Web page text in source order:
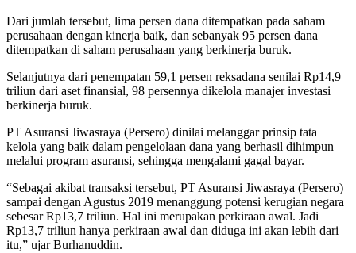
Dari jumlah tersebut, lima persen dana ditempatkan pada saham
perusahaan dengan kinerja baik, dan sebanyak 95 persen dana
ditempatkan di saham perusahaan yang berkinerja buruk.
Selanjutnya dari penempatan 59,1 persen reksadana senilai Rp14,9
triliun dari aset finansial, 98 persennya dikelola manajer investasi
berkinerja buruk.
PT Asuransi Jiwasraya (Persero) dinilai melanggar prinsip tata
kelola yang baik dalam pengelolaan dana yang berhasil dihimpun
melalui program asuransi, sehingga mengalami gagal bayar.
“Sebagai akibat transaksi tersebut, PT Asuransi Jiwasraya (Persero)
sampai dengan Agustus 2019 menanggung potensi kerugian negara
sebesar Rp13,7 triliun. Hal ini merupakan perkiraan awal. Jadi
Rp13,7 triliun hanya perkiraan awal dan diduga ini akan lebih dari
itu,” ujar Burhanuddin.